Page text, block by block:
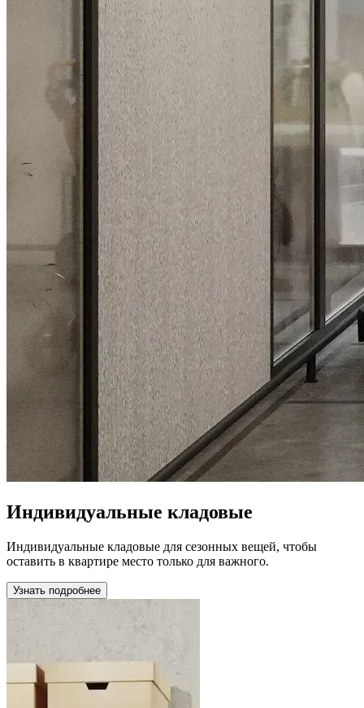
Индивидуальные кладовые
Индивидуальные кладовые для сезонных вещей, чтобы
оставить в квартире место только для важного.
Узнать подробнее